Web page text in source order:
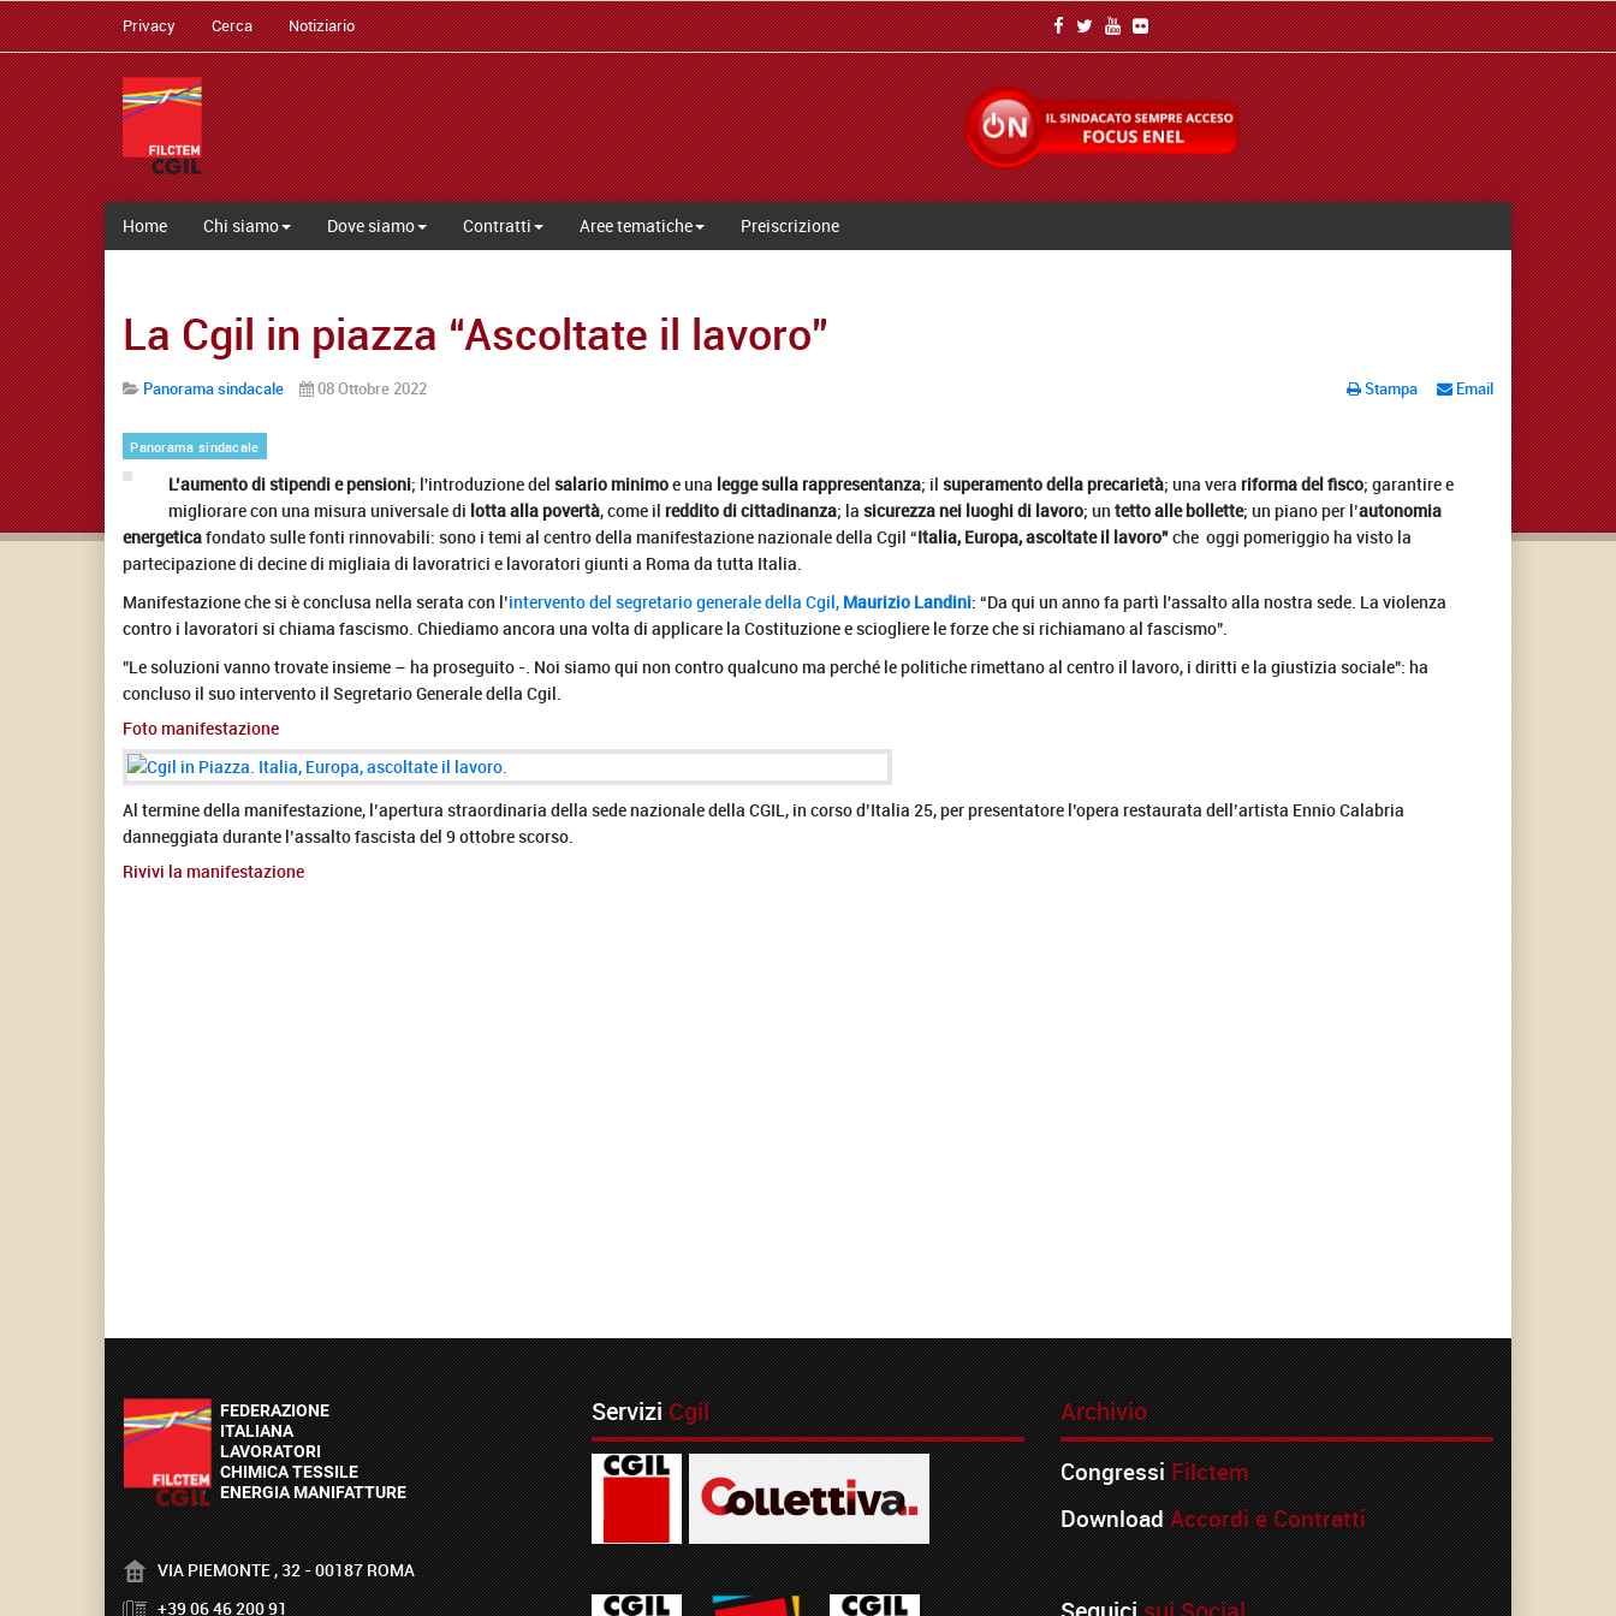
Privacy Cerca Notiziario
Home Chi siamo Dove siamo Contratti Aree tematiche Preiscrizione
La Cgil in piazza “Ascoltate il lavoro”
Stampa Email
Panorama sindacale 08 Ottobre 2022
Panorama sindacale
L’aumento di stipendi e pensioni; l'introduzione del salario minimoe una legge sulla rappresentanza; il superamento della precarietà; una vera riforma del fisco; garantire e
migliorare con una misura universale di lotta alla povertà, come il reddito di cittadinanza; la sicurezza nei luoghi di lavoro; un tetto alle bollette; un piano per l’autonomia
energeticafondato sulle fonti rinnovabili: sono i temi al centro della manifestazione nazionale della Cgil “Italia, Europa, ascoltate il lavoro”che oggi pomeriggio ha visto la
partecipazione di decine di migliaia di lavoratrici e lavoratori giunti a Roma da tutta Italia.
Manifestazione che si è conclusa nella serata con l’intervento del segretario generale della Cgil, Maurizio Landini: “Da qui un anno fa partì l'assalto alla nostra sede. La violenza
contro i lavoratori si chiama fascismo. Chiediamo ancora una volta di applicare la Costituzione e sciogliere le forze che si richiamano al fascismo".
"Le soluzioni vanno trovate insieme – ha proseguito -. Noi siamo qui non contro qualcuno ma perché le politiche rimettano al centro il lavoro, i diritti e la giustizia sociale": ha
concluso il suo intervento il Segretario Generale della Cgil.
Foto manifestazione
Al termine della manifestazione, l’apertura straordinaria della sede nazionale della CGIL, in corso d’Italia 25, per presentatore l’opera restaurata dell’artista Ennio Calabria
danneggiata durante l’assalto fascista del 9 ottobre scorso.
Rivivi la manifestazione
VIA PIEMONTE , 32 - 00187 ROMA
+39 06 46 200 91
ServiziCgil Archivio
Congressi Filctem
Download Accordi e Contratti